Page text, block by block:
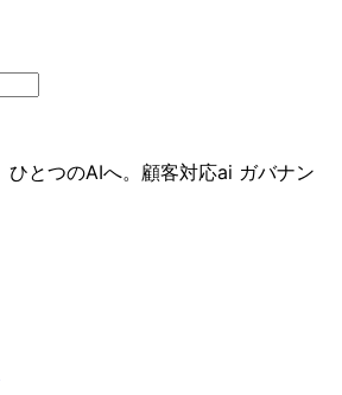
ひとつのAIへ。顧客対応ai ガバナン